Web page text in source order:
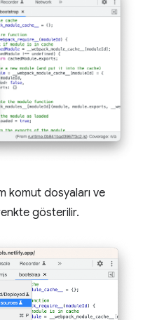
komut dosyaları ve
gösterilir.